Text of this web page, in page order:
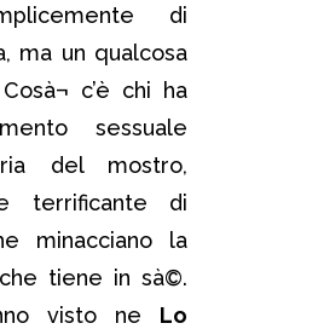
di
ma un qualcosa
c’è chi ha
sessuale
del mostro,
terrificante di
minacciano la
tiene in sà©.
visto ne Lo